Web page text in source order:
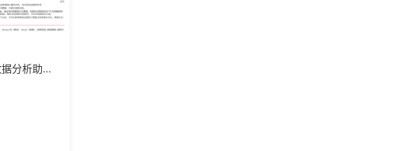
1-3年经验数据分析助理求职模板